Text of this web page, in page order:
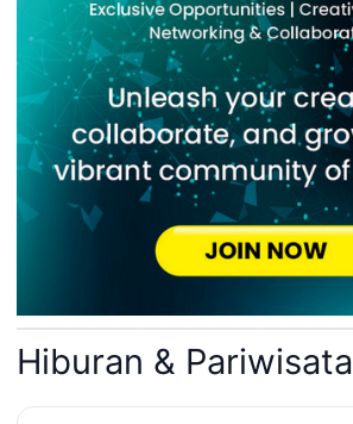
Hiburan & Pariwisata